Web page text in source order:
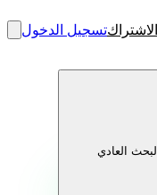
تسجيل الدخول
البحث العادي